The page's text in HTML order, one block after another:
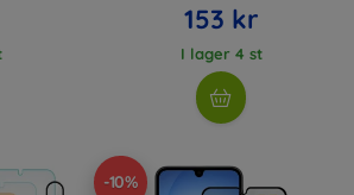
153 kr
I lager 4 st
-10%